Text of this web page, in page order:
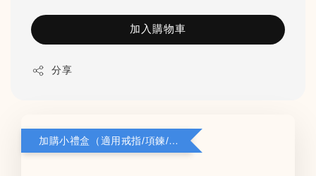
加入購物車
分享
加購小禮盒（適用戒指/項鍊/耳環）5*8*2.8